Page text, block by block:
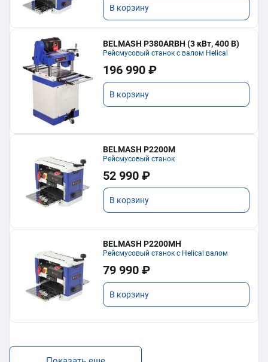
В корзину
BELMASH P380ARBH (3 кВт, 400 В)
Рейсмусовый станок с валом Helical
196 990 ₽
В корзину
BELMASH P2200M
Рейсмусовый станок
52 990 ₽
В корзину
BELMASH P2200MH
Рейсмусовый станок с Helical валом
79 990 ₽
В корзину